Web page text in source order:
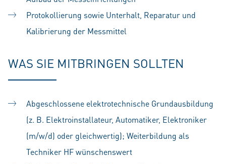
Protokollierung sowie Unterhalt, Reparatur und
Kalibrierung der Messmittel
WAS SIE MITBRINGEN SOLLTEN
Abgeschlossene elektrotechnische Grundausbildung
(z. B. Elektroinstallateur, Automatiker, Elektroniker
(m/w/d) oder gleichwertig); Weiterbildung als
Techniker HF wünschenswert